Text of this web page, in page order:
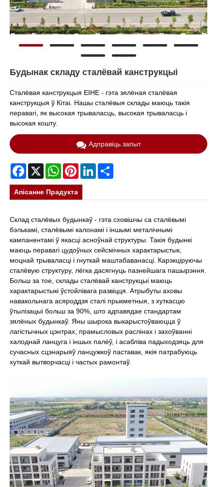
Будынак складу сталёвай канструкцыі
Сталёвая канструкцыя EIHE - гэта зялёная сталёвая
канструкцыя ў Кітаі. Нашы сталёвыя склады маюць такія
перавагі, як высокая трываласць, высокая трываласць і
высокая кошту.
Адправіць запыт
Facebook
X WhatsAppPinterestLinkedIn
Апісанне Прадукта
Склад сталёвых будынкаў - гэта сховішчы са сталёвымі
бэлькамі, сталёвымі калонамі і іншымі металічнымі
кампанентамі ў якасці асноўнай структуры. Такія будынкі
маюць перавагі цудоўных сейсмічных характарыстык,
моцнай трываласці і гнуткай маштабаванасці. Карэкціруючы
сталёвую структуру, лёгка дасягнуць пазнейшага пашырэння.
Больш за тое, склады сталёвай канструкцыі маюць
характарыстыкі ўстойлівага развіцця. Атрыбуты аховы
навакольнага асяроддзя сталі прыкметныя, з хуткасцю
ўтылізацыі больш за 90%, што адпавядае стандартам
зялёных будынкаў. Яны шырока выкарыстоўваюцца ў
лагістычных цэнтрах, прамысловых раслінах і захоўванні
халоднай ланцуга і іншых палёў, і асабліва падыходзяць для
сучасных сцэнарыяў ланцужкоў паставак, якія патрабуюць
хуткай вытворчасці і частых рамонтаў.